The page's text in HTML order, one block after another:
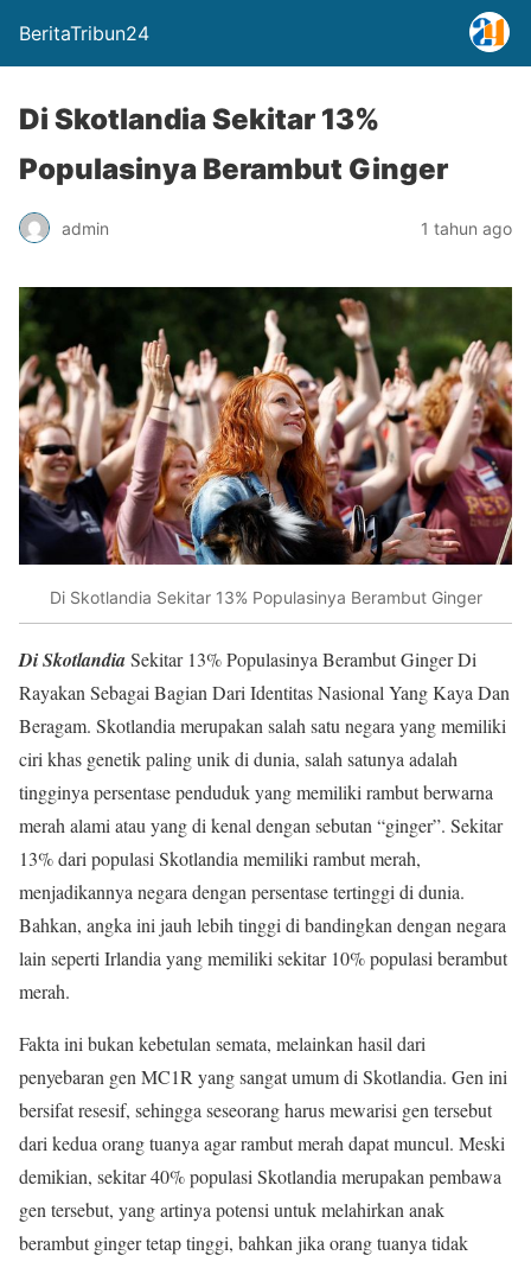
BeritaTribun24
Di Skotlandia Sekitar 13%
Populasinya Berambut Ginger
admin 1 tahun ago
Di Skotlandia Sekitar 13% Populasinya Berambut Ginger
Di SkotlandiaSekitar 13% Populasinya Berambut Ginger Di
Rayakan Sebagai Bagian Dari Identitas Nasional Yang Kaya Dan
Beragam. Skotlandia merupakan salah satu negara yang memiliki
ciri khas genetik paling unik di dunia, salah satunya adalah
tingginya persentase penduduk yang memiliki rambut berwarna
merah alami atau yang di kenal dengan sebutan “ginger”. Sekitar
13% dari populasi Skotlandia memiliki rambut merah,
menjadikannya negara dengan persentase tertinggi di dunia.
Bahkan, angka ini jauh lebih tinggi di bandingkan dengan negara
lain seperti Irlandia yang memiliki sekitar 10% populasi berambut
merah.
Fakta ini bukan kebetulan semata, melainkan hasil dari
penyebaran gen MC1R yang sangat umum di Skotlandia. Gen ini
bersifat resesif, sehingga seseorang harus mewarisi gen tersebut
dari kedua orang tuanya agar rambut merah dapat muncul. Meski
demikian, sekitar 40% populasi Skotlandia merupakan pembawa
gen tersebut, yang artinya potensi untuk melahirkan anak
berambut ginger tetap tinggi, bahkan jika orang tuanya tidak